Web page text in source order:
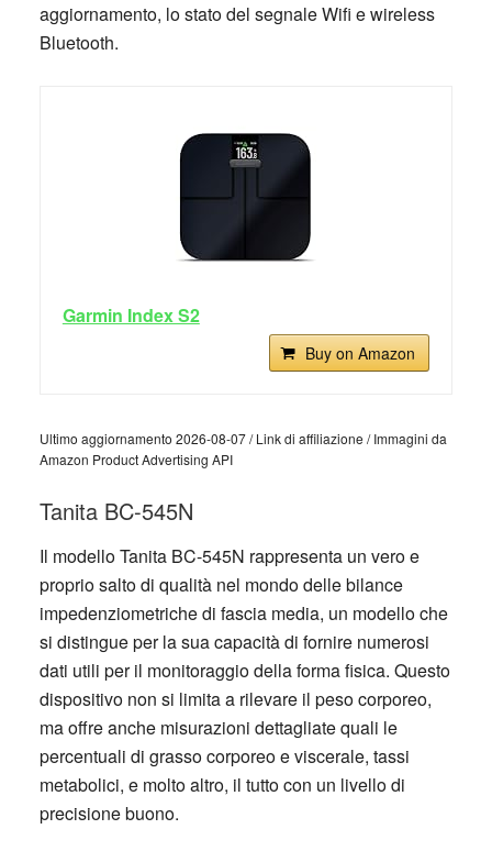
aggiornamento, lo stato del segnale Wifi e wireless
Bluetooth.
Garmin Index S2
Buy on Amazon
Ultimo aggiornamento 2026-08-07 / Link di affiliazione / Immagini da
Amazon Product Advertising API
Tanita BC-545N
Il modello Tanita BC-545N rappresenta un vero e
proprio salto di qualità nel mondo delle bilance
impedenziometriche di fascia media, un modello che
si distingue per la sua capacità di fornire numerosi
dati utili per il monitoraggio della forma fisica. Questo
dispositivo non si limita a rilevare il peso corporeo,
ma offre anche misurazioni dettagliate quali le
percentuali di grasso corporeo e viscerale, tassi
metabolici, e molto altro, il tutto con un livello di
precisione buono.